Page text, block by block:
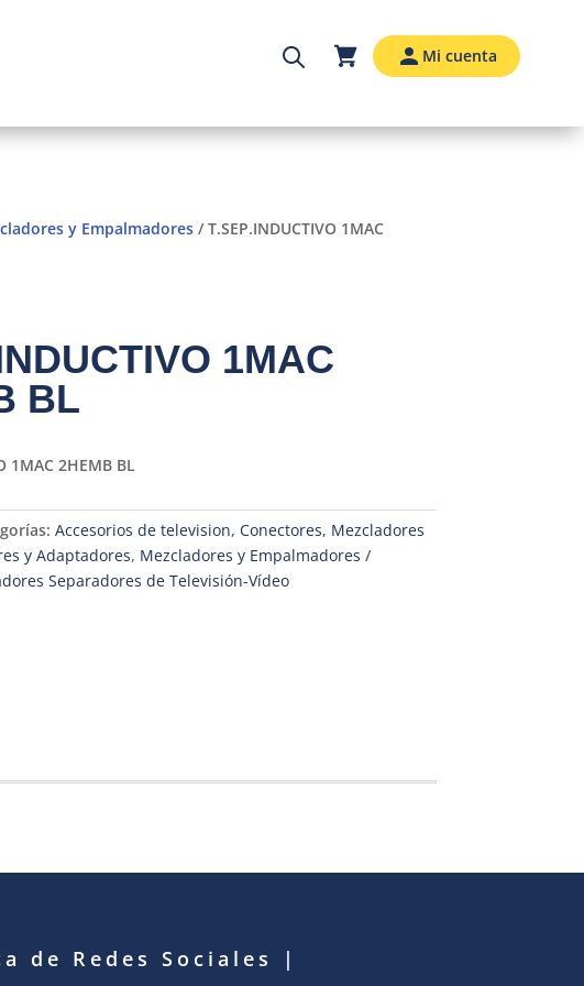
Mi cuenta
y Empalmadores / T.SEP.INDUCTIVO 1MAC
1MAC
BL
1MAC 2HEMB BL
Accesorios de television, Conectores, Mezcladores
y Adaptadores, Mezcladores y Empalmadores
Separadores de Televisión-Vídeo
de Redes Sociales
|